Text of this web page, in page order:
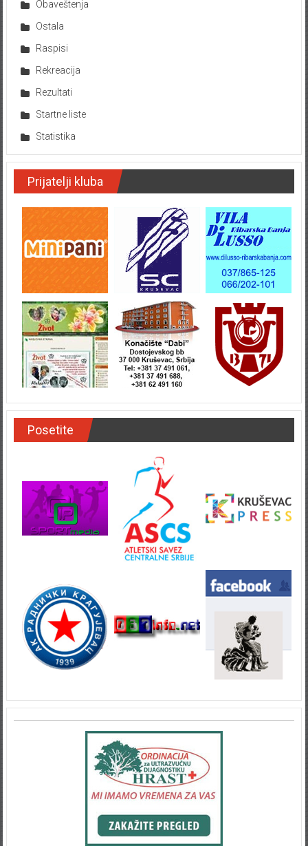
Obaveštenja
Ostala
Raspisi
Rekreacija
Rezultati
Startne liste
Statistika
Prijatelji kluba
Posetite